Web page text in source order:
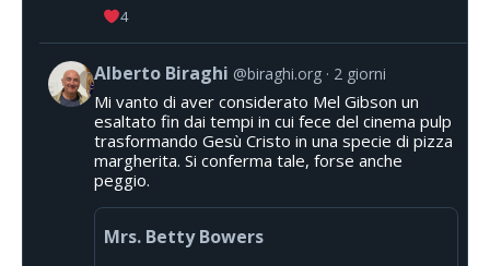
4
Alberto Biraghi @biraghi.org 2 giorni
Mi vanto di aver considerato Mel Gibson un
esaltato fin dai tempi in cui fece del cinema pulp
trasformando Gesù Cristo in una specie di pizza
margherita. Si conferma tale, forse anche
peggio.
Mrs. Betty Bowers